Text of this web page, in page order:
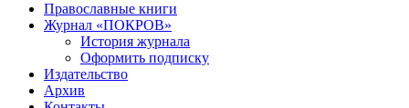
Православные книги
Журнал «ПОКРОВ»
История журнала
Оформить подписку
Издательство
Архив